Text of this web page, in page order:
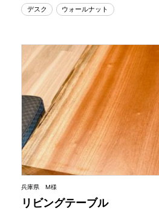
デスク ウォールナット
兵庫県 M様
リビングテーブル